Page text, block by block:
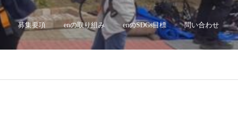
募集要項 enの取り組み enのSDGs目標 問い合わせ